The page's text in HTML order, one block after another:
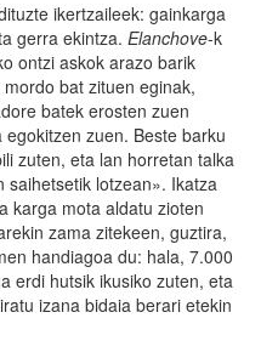
ikertzaileek: gainkarga
gerra ekintza. Elanchove-k
ontzi askok arazo barik
bat zituen eginak,
batek erosten zuen
zuen. Beste barku
zuten, eta lan horretan talka
saihetsetik lotzean». Ikatza
karga mota aldatu zioten
zama zitekeen, guztira,
handiagoa du: hala, 7.000
erdi hutsik ikusiko zuten, eta
izana bidaia berari etekin